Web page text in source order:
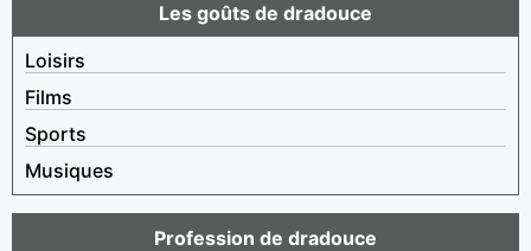
Les goûts de dradouce
Loisirs
Films
Sports
Musiques
Profession de dradouce